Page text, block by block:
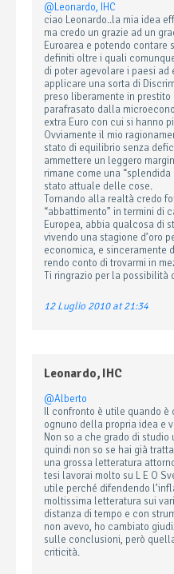
@Leonardo, IHC
ciao Leonardo..la mia idea
ma credo un grazie ad un
Euroarea e potendo contare
definiti oltre i quali
di poter agevolare i paesi
applicare una sorta di
preso liberamente in
parafrasato dalla
extra Euro con cui si hanno
Ovviamente il mio
stato di equilibrio senza
ammettere un leggero
rimane come una
stato attuale delle cose.
Tornando alla realtà credo
“abbattimento” in termini di
Europea, abbia qualcosa di
vivendo una stagione d’oro
economica, e sinceramente
rendo conto di trovarmi in
Ti ringrazio per la possibilità
12 Luglio 2010 at 21:34
Leonardo, IHC
@Alberto
Il confronto è utile quando
ognuno della propria idea e
Non so a che grado di
quindi non so se hai già
una grossa letteratura
tesi lavorai molto su L E O
utile perché difendendo
moltissima letteratura sui
distanza di tempo e con
non avevo, ho cambiato
sulle conclusioni, però
criticità.